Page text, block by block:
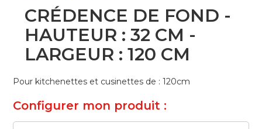
the
beginning
the
images
gallery
CRÉDENCE DE FOND -
HAUTEUR : 32 CM -
LARGEUR : 120 CM
Pour kitchenettes et cusinettes de : 120cm
Configurer mon produit :